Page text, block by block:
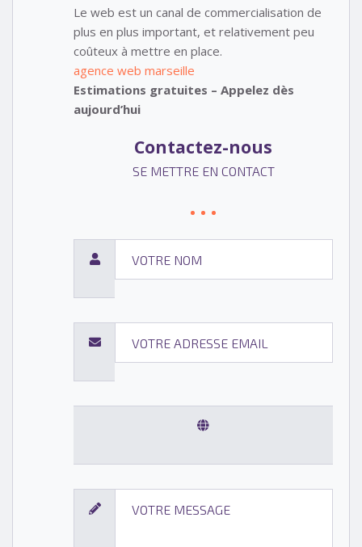
Le web est un canal de commercialisation de
plus en plus important, et relativement peu
coûteux à mettre en place.
agence web marseille
Estimations gratuites – Appelez dès
aujourd’hui
Contactez-nous
SE METTRE EN CONTACT